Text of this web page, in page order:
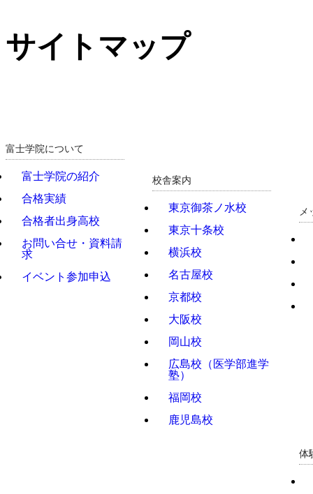
サイトマップ
富士学院について
富士学院の紹介
合格実績
合格者出身高校
お問い合せ・資料請
求
イベント参加申込
校舎案内
東京御茶ノ水校
東京十条校
横浜校
名古屋校
京都校
大阪校
岡山校
広島校（医学部進学
塾）
福岡校
鹿児島校
メ
体